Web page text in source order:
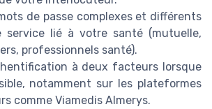
de passe complexes et différents
service lié à votre santé (mutuelle,
professionnels santé).
à deux facteurs lorsque
notamment sur les plateformes
comme Viamedis Almerys.